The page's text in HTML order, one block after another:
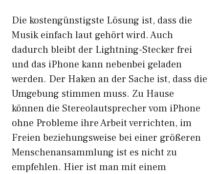
Die kostengünstigste Lösung ist, dass die
Musik einfach laut gehört wird. Auch
dadurch bleibt der Lightning-Stecker frei
und das iPhone kann nebenbei geladen
werden. Der Haken an der Sache ist, dass die
Umgebung stimmen muss. Zu Hause
können die Stereolautsprecher vom iPhone
ohne Probleme ihre Arbeit verrichten, im
Freien beziehungsweise bei einer größeren
Menschenansammlung ist es nicht zu
empfehlen. Hier ist man mit einem